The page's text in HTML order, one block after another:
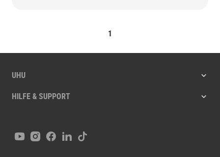
1
UHU
HILFE & SUPPORT
YoutubeInstagram
Facebook
LinkedIn
Tiktok